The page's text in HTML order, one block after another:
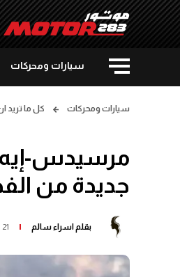
سيارات ومحركات
سيارات ومحركات كل ما تريد
جديدة من
بقلم اسراء سالم 21 يناير 2025